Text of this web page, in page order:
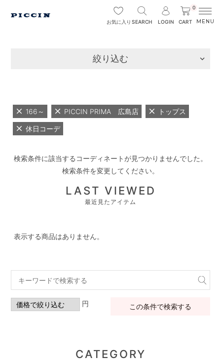
お気に入り SEARCH LOGIN
0
CART
絞り込む
166～ PICCIN PRIMA 広島店 トップス
休日コーデ
検索条件に該当するコーディネートが見つかりませんでした。
検索条件を変更してください。
LAST VIEWED
最近見たアイテム
表示する商品はありません。
円 この条件で検索する
CATEGORY